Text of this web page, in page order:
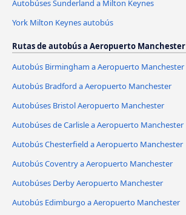
Autobúses Sunderland a Milton Keynes
York Milton Keynes autobús
Rutas de autobús a Aeropuerto Manchester
Autobús Birmingham a Aeropuerto Manchester
Autobús Bradford a Aeropuerto Manchester
Autobúses Bristol Aeropuerto Manchester
Autobúses de Carlisle a Aeropuerto Manchester
Autobús Chesterfield a Aeropuerto Manchester
Autobús Coventry a Aeropuerto Manchester
Autobúses Derby Aeropuerto Manchester
Autobús Edimburgo a Aeropuerto Manchester